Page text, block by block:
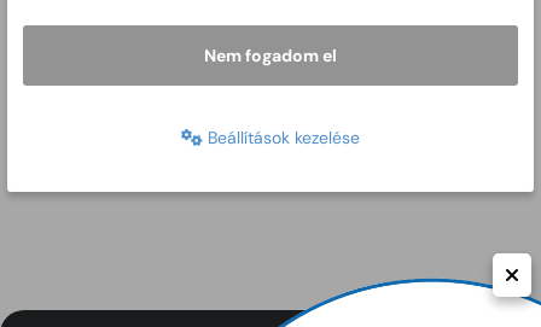
Nem fogadom el
Beállítások kezelése